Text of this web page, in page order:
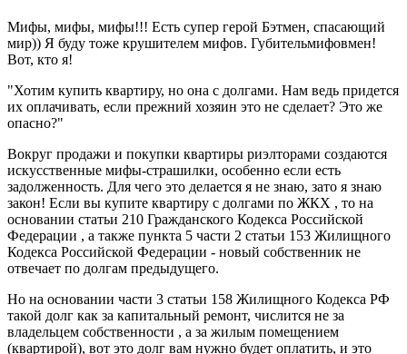
Мифы, мифы, мифы!!! Есть супер герой Бэтмен, спасающий
мир)) Я буду тоже крушителем мифов. Губительмифовмен!
Вот, кто я!
"Хотим купить квартиру, но она с долгами. Нам ведь придется
их оплачивать, если прежний хозяин это не сделает? Это же
опасно?"
Вокруг продажи и покупки квартиры риэлторами создаются
искусственные мифы-страшилки, особенно если есть
задолженность. Для чего это делается я не знаю, зато я знаю
закон! Если вы купите квартиру с долгами по ЖКХ , то на
основании статьи 210 Гражданского Кодекса Российской
Федерации , а также пункта 5 части 2 статьи 153 Жилищного
Кодекса Российской Федерации - новый собственник не
отвечает по долгам предыдущего.
Но на основании части 3 статьи 158 Жилищного Кодекса РФ
такой долг как за капитальный ремонт, числится не за
владельцем собственности , а за жилым помещением
(квартирой), вот это долг вам нужно будет оплатить, и это